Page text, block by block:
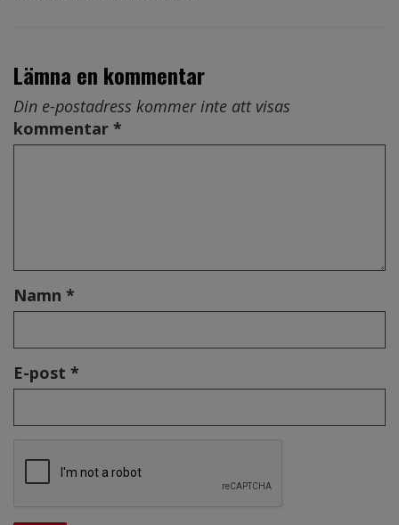
Lämna en kommentar
Din e-postadress kommer inte att visas
kommentar *
Namn *
E-post *